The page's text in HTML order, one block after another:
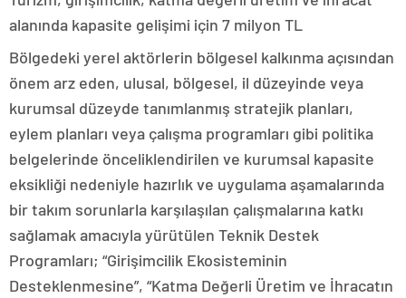
alanında kapasite gelişimi için 7 milyon TL
Bölgedeki yerel aktörlerin bölgesel kalkınma açısından
önem arz eden, ulusal, bölgesel, il düzeyinde veya
kurumsal düzeyde tanımlanmış stratejik planları,
eylem planları veya çalışma programları gibi politika
belgelerinde önceliklendirilen ve kurumsal kapasite
eksikliği nedeniyle hazırlık ve uygulama aşamalarında
bir takım sorunlarla karşılaşılan çalışmalarına katkı
sağlamak amacıyla yürütülen Teknik Destek
Programları; “Girişimcilik Ekosisteminin
Desteklenmesine”, “Katma Değerli Üretim ve İhracatın